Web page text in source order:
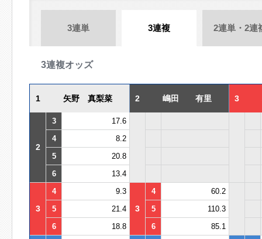
3連単 3連複 2連単・2連
3連複オッズ
1 矢野 真梨菜 2 嶋田 有里 3
2
3
17.6
4
8.2
5
20.8
6
13.4
3
4 9.3
3
4
60.2
5
21.4 5
110.3
6
18.8 6 85.1